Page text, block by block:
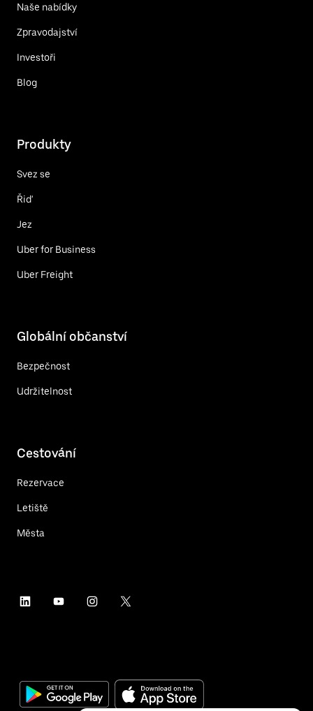
Naše nabídky
Zpravodajství
Investoři
Blog
Produkty
Svez se
Řiď
Jez
Uber for Business
Uber Freight
Globální občanství
Bezpečnost
Udržitelnost
Cestování
Rezervace
Letiště
Města